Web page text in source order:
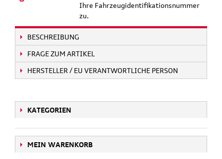
Ihre Fahrzeugidentifikationsnummer
zu.
BESCHREIBUNG
FRAGE ZUM ARTIKEL
HERSTELLER / EU VERANTWORTLICHE PERSON
KATEGORIEN
MEIN WARENKORB